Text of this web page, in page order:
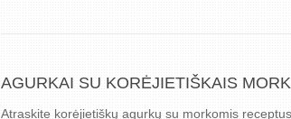
AGURKAI SU KORĖJIETIŠKAIS
Atraskite korėjietiškų agurkų su morkomis